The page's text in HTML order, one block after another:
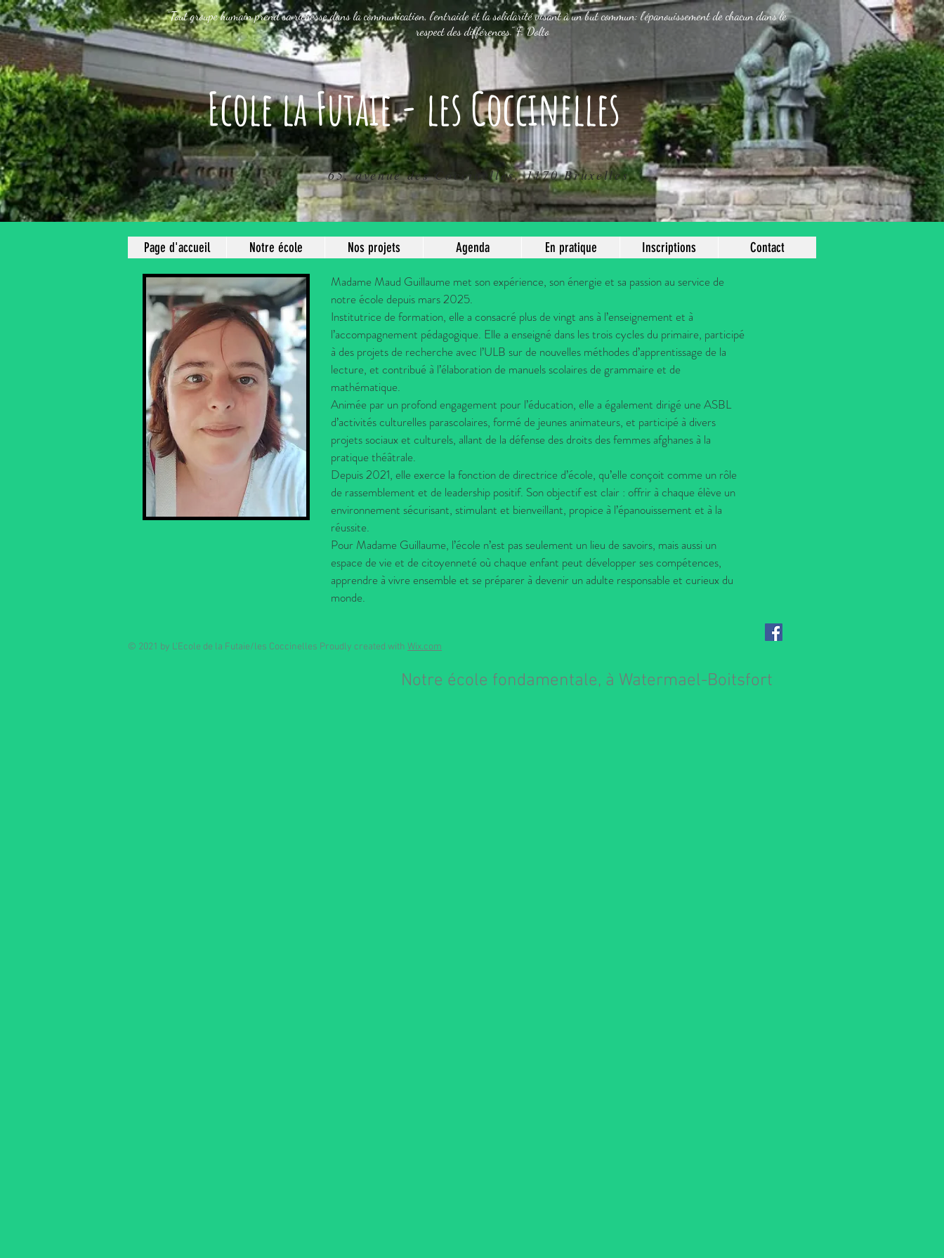
"Tout groupe humain prend sa richesse dans la communication, l'entraide et la solidarité visant à un but commun: l'épanouissement de chacun dans le
respect des différences." F. Dolto
Ecole la Futaie - les Coccinelles
65, avenue des Coccinelles, 1170 Bruxelles
Page d'accueil Notre école Nos projets Agenda En pratique Inscriptions Contact
Madame Maud Guillaume met son expérience, son énergie et sa passion au service de
notre école depuis mars 2025.
Institutrice de formation, elle a consacré plus de vingt ans à l’enseignement et à
l’accompagnement pédagogique. Elle a enseigné dans les trois cycles du primaire, participé
à des projets de recherche avec l’ULB sur de nouvelles méthodes d’apprentissage de la
lecture, et contribué à l’élaboration de manuels scolaires de grammaire et de
mathématique.
Animée par un profond engagement pour l’éducation, elle a également dirigé une ASBL
d’activités culturelles parascolaires, formé de jeunes animateurs, et participé à divers
projets sociaux et culturels, allant de la défense des droits des femmes afghanes à la
pratique théâtrale.
Depuis 2021, elle exerce la fonction de directrice d’école, qu’elle conçoit comme un rôle
de rassemblement et de leadership positif. Son objectif est clair : offrir à chaque élève un
environnement sécurisant, stimulant et bienveillant, propice à l’épanouissement et à la
réussite.
Pour Madame Guillaume, l’école n’est pas seulement un lieu de savoirs, mais aussi un
espace de vie et de citoyenneté où chaque enfant peut développer ses compétences,
apprendre à vivre ensemble et se préparer à devenir un adulte responsable et curieux du
monde.
© 2021 by L'Ecole de la Futaie/les Coccinelles Proudly created with Wix.com
Notre école fondamentale, à Watermael-Boitsfort